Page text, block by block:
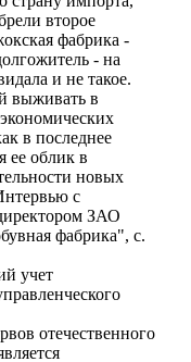
второе
фабрика -
- на
и не такое.
выживать в
в последнее
ее облик в
новых
с
ЗАО
фабрика", с.
учет
отечественного